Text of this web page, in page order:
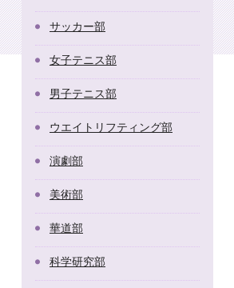
サッカー部
女子テニス部
男子テニス部
ウエイトリフティング部
演劇部
美術部
華道部
科学研究部